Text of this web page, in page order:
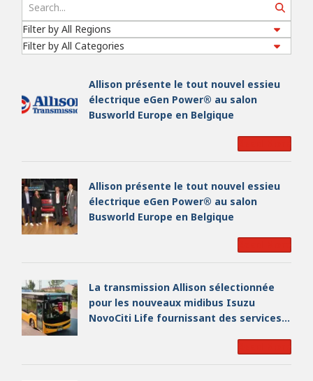
Allison présente le tout nouvel essieu
électrique eGen Power® au salon
Busworld Europe en Belgique
Allison présente le tout nouvel essieu
électrique eGen Power® au salon
Busworld Europe en Belgique
La transmission Allison sélectionnée
pour les nouveaux midibus Isuzu
NovoCiti Life fournissant des services